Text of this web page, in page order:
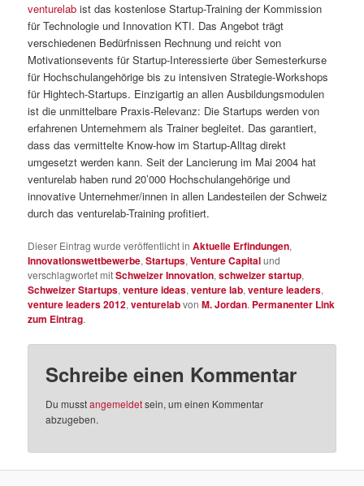
venturelab ist das kostenlose Startup-Training der Kommission
für Technologie und Innovation KTI. Das Angebot trägt
verschiedenen Bedürfnissen Rechnung und reicht von
Motivationsevents für Startup-Interessierte über Semesterkurse
für Hochschulangehörige bis zu intensiven Strategie-Workshops
für Hightech-Startups. Einzigartig an allen Ausbildungsmodulen
ist die unmittelbare Praxis-Relevanz: Die Startups werden von
erfahrenen Unternehmern als Trainer begleitet. Das garantiert,
dass das vermittelte Know-how im Startup-Alltag direkt
umgesetzt werden kann. Seit der Lancierung im Mai 2004 hat
venturelab haben rund 20’000 Hochschulangehörige und
innovative Unternehmer/innen in allen Landesteilen der Schweiz
durch das venturelab-Training profitiert.
Dieser Eintrag wurde veröffentlicht inAktuelle Erfindungen,
Innovationswettbewerbe,Startups,Venture Capitalund
verschlagwortet mitSchweizer Innovation,schweizer startup,
Schweizer Startups,venture ideas,venture lab,venture leaders,
venture leaders 2012,venturelabvonM. Jordan. Permanenter Link
zum Eintrag.
Schreibe einen Kommentar
Du musstangemeldetsein, um einen Kommentar
abzugeben.